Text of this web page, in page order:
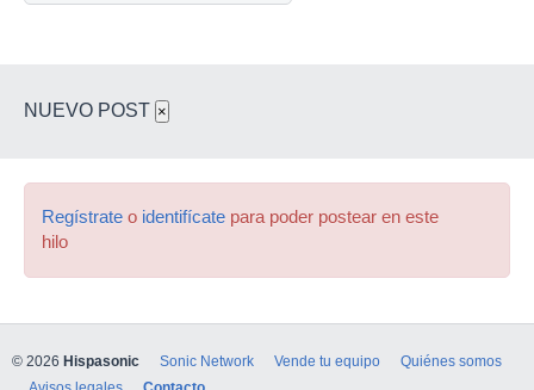
NUEVO POST ×
Regístrate o identifícate para poder postear en este
hilo
© 2026 Hispasonic Sonic Network Vende tu equipo
Quiénes somos